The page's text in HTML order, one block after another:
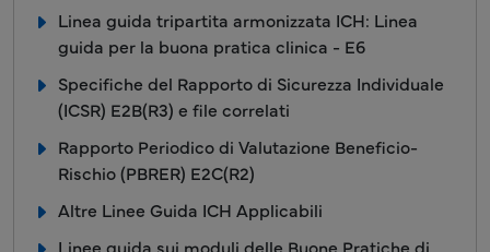
Linea guida tripartita armonizzata ICH: Linea
guida per la buona pratica clinica - E6
Specifiche del Rapporto di Sicurezza Individuale
(ICSR) E2B(R3) e file correlati
Rapporto Periodico di Valutazione Beneficio-
Rischio (PBRER) E2C(R2)
Altre Linee Guida ICH Applicabili
Linee guida sui moduli delle Buone Pratiche di